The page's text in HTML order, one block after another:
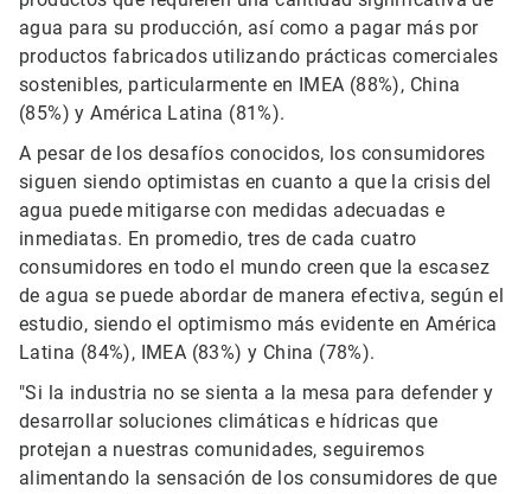
agua para su producción, así como a pagar más por
productos fabricados utilizando prácticas comerciales
sostenibles, particularmente en IMEA (88%), China
(85%) y América Latina (81%).
A pesar de los desafíos conocidos, los consumidores
siguen siendo optimistas en cuanto a que la crisis del
agua puede mitigarse con medidas adecuadas e
inmediatas. En promedio, tres de cada cuatro
consumidores en todo el mundo creen que la escasez
de agua se puede abordar de manera efectiva, según el
estudio, siendo el optimismo más evidente en América
Latina (84%), IMEA (83%) y China (78%).
"Si la industria no se sienta a la mesa para defender y
desarrollar soluciones climáticas e hídricas que
protejan a nuestras comunidades, seguiremos
alimentando la sensación de los consumidores de que